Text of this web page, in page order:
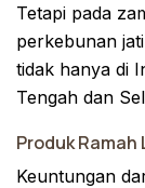
Tetapi pada
perkebunan
tidak hanya di
Tengah dan
Produk Ramah
Keuntungan